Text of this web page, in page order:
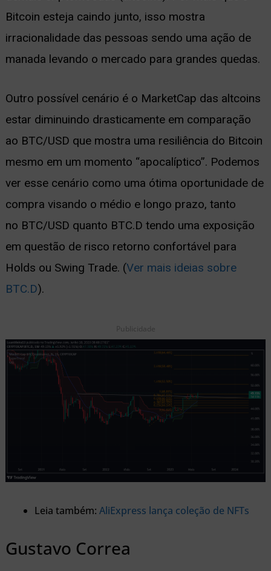
Bitcoin esteja caindo junto, isso mostra
irracionalidade das pessoas sendo uma ação de
manada levando o mercado para grandes quedas.
Outro possível cenário é o MarketCap das altcoins
estar diminuindo drasticamente em comparação
ao BTC/USD que mostra uma resiliência do Bitcoin
mesmo em um momento “apocalíptico”. Podemos
ver esse cenário como uma ótima oportunidade de
compra visando o médio e longo prazo, tanto
no BTC/USD quanto BTC.D tendo uma exposição
em questão de risco retorno confortável para
Holds ou Swing Trade. (Ver mais ideias sobre
BTC.D).
Publicidade
Leia também: AliExpress lança coleção de NFTs
Gustavo Correa